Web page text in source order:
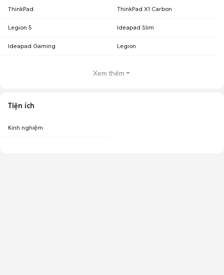
ThinkPad ThinkPad X1 Carbon
Legion 5 Ideapad Slim
Ideapad Gaming Legion
Xem thêm
Tiện ích
Kinh nghiệm